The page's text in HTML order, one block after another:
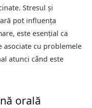
Stresul și
pot influența
este esențial ca
asociate cu problemele
atunci când este
orală